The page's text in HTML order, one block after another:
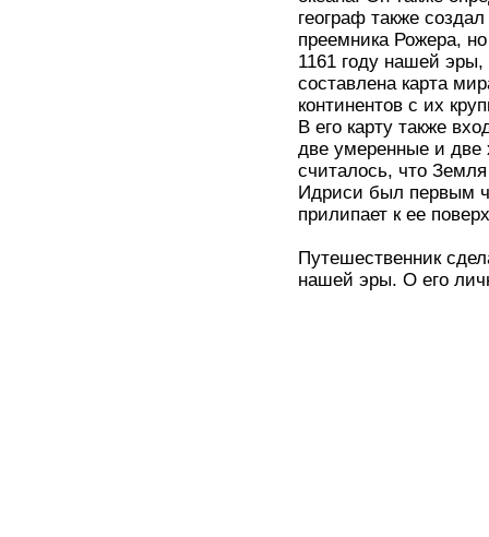
географ также
преемника Рожера,
1161 году нашей
составлена карта
континентов с их
В его карту также
две умеренные и две
считалось, что
Идриси был первым
прилипает к ее
Путешественник
нашей эры. О его